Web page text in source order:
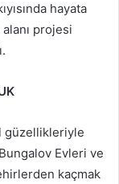
hayata
projesi
güzellikleriyle
Evleri ve
kaçmak